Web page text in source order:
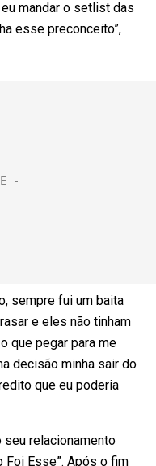
mandar o setlist das
esse preconceito”,
sempre fui um baita
e eles não tinham
que pegar para me
decisão minha sair do
que eu poderia
seu relacionamento
Foi Esse”. Após o fim